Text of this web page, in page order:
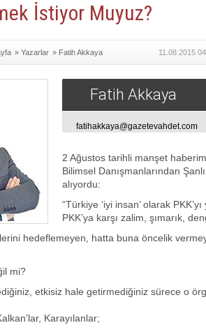
İstiyor Muyuz?
» Yazarlar » Fatih Akkaya 11.08.2015
Fatih Akkaya
fatihakkaya@gazetevahdet.com
2 Ağustos tarihli manşet
Bilimsel Danışmanlarından
alıyordu:
“Türkiye ‘iyi insan’ olarak
PKK’ya karşı zalim, şımarık,
hedeflemeyen, hatta buna öncelik
mi?
etkisiz hale getirmediğiniz sürece o
Karayılanlar;